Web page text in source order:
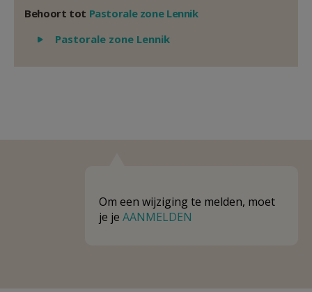
Behoort tot Pastorale zone Lennik
Weergeven
Pastorale zone Lennik
Om een wijziging te melden, moet
je je AANMELDEN